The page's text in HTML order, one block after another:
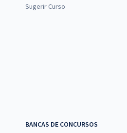
Sugerir Curso
BANCAS DE CONCURSOS